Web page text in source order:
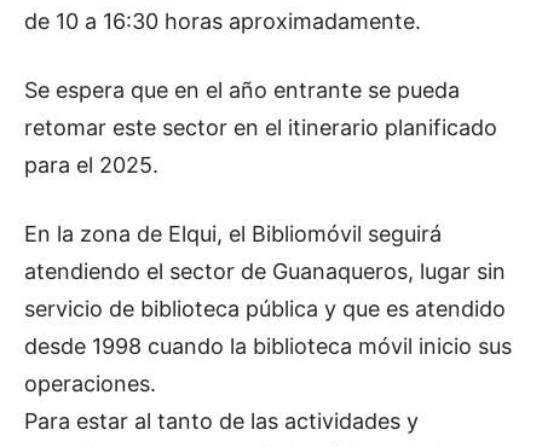
de 10 a 16:30 horas aproximadamente.
Se espera que en el año entrante se pueda
retomar este sector en el itinerario planificado
para el 2025.
En la zona de Elqui, el Bibliomóvil seguirá
atendiendo el sector de Guanaqueros, lugar sin
servicio de biblioteca pública y que es atendido
desde 1998 cuando la biblioteca móvil inicio sus
operaciones.
Para estar al tanto de las actividades y